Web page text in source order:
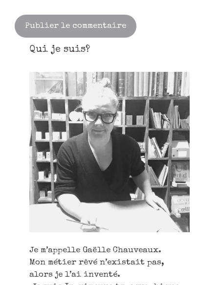
Qui je suis?
Je m’appelle Gaëlle Chauveaux.
Mon métier rêvé n’existait pas,
alors je l’ai inventé.